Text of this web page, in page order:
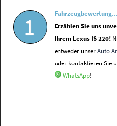
1
Fahrzeugbewertung...
Erzählen Sie uns
Ihrem Lexus IS 220!
entweder unserAuto
oder kontaktieren Sie
WhatsApp!